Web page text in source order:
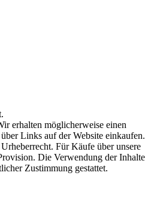
erhalten möglicherweise einen
Links auf der Website einkaufen.
Für Käufe über unsere
Die Verwendung der Inhalte
Zustimmung gestattet.